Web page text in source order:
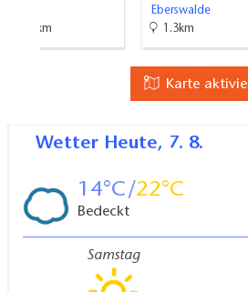
5.8km
Eberswalde
1.3km
Karte
Wetter Heute, 7. 8.
14 22
Bedeckt
Samstag